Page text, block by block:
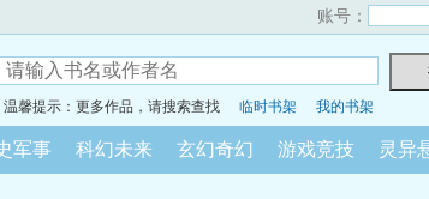
账号：
温馨提示：更多作品，请搜索查找 临时书架 我的书架
军事 科幻未来 玄幻奇幻 游戏竞技 灵异